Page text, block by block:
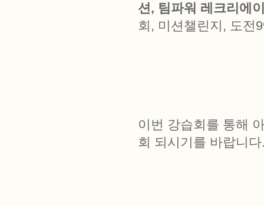
션, 팀파워 레크리에
회, 미션챌린지, 도전
이번 강습회를 통해
회 되시기를 바랍니